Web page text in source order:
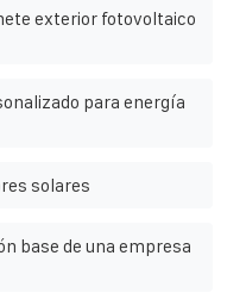
exterior fotovoltaico
para energía
solares
base de una empresa